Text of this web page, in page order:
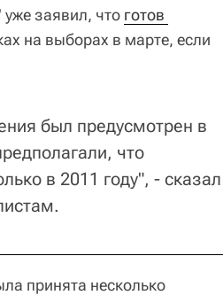
заявил, что готов
на выборах в марте, если
был предусмотрен в
что
в 2011 году", - сказал
принята несколько